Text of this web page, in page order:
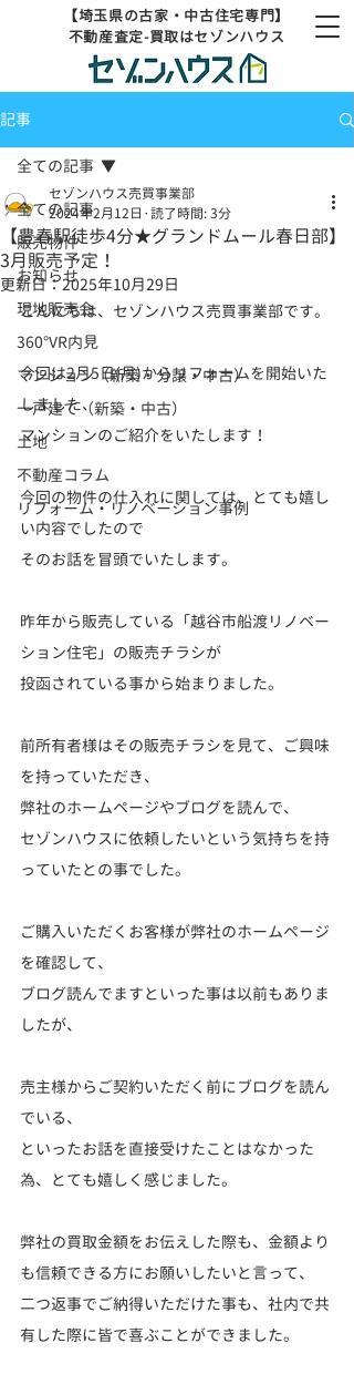
【埼玉県の古家・中古住宅専門】
不動産査定-買取はセゾンハウス
記事
全ての記事
販売物件
お知らせ
現地販売会
360°VR内見
マンション（新築・分譲・中古）
一戸建て（新築・中古）
土地
不動産コラム
リフォーム・リノベーション事例
全ての記事
【豊春駅徒歩4分★グランドムール春日部】
3月販売予定！
セゾンハウス売買事業部
2024年2月12日 読了時間: 3分
更新日：2025年10月29日
こんにちは、セゾンハウス売買事業部です。
今回は2月5日(月)からリフォームを開始いた
しました、
マンションのご紹介をいたします！
今回の物件の仕入れに関しては、とても嬉し
い内容でしたので
そのお話を冒頭でいたします。
昨年から販売している「越谷市船渡リノベー
ション住宅」の販売チラシが
投函されている事から始まりました。
前所有者様はその販売チラシを見て、ご興味
を持っていただき、
弊社のホームページやブログを読んで、
セゾンハウスに依頼したいという気持ちを持
っていたとの事でした。
ご購入いただくお客様が弊社のホームページ
を確認して、
ブログ読んでますといった事は以前もありま
したが、
売主様からご契約いただく前にブログを読ん
でいる、
といったお話を直接受けたことはなかった
為、とても嬉しく感じました。
弊社の買取金額をお伝えした際も、金額より
も信頼できる方にお願いしたいと言って、
二つ返事でご納得いただけた事も、社内で共
有した際に皆で喜ぶことができました。